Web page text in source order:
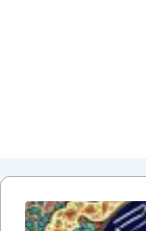
اَلسَلامُ
عَلَیکَ